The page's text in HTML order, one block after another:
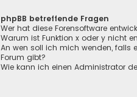
phpBB betreffende Fragen
Wer hat diese Forensoftware
Warum ist Funktion x oder y nicht
An wen soll ich mich wenden, falls
Forum gibt?
Wie kann ich einen Administrator